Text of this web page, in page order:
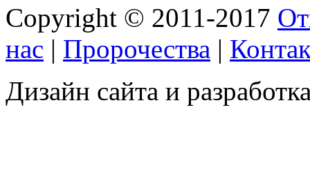
Copyright © 2011-2017
нас | Пророчества |
Дизайн сайта и